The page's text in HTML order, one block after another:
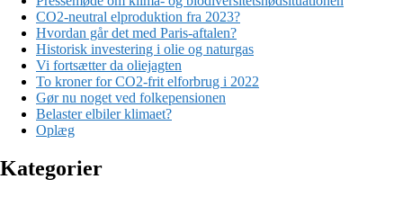
CO2-neutral elproduktion fra 2023?
Hvordan går det med Paris-aftalen?
Historisk investering i olie og naturgas
Vi fortsætter da oliejagten
To kroner for CO2-frit elforbrug i 2022
Gør nu noget ved folkepensionen
Belaster elbiler klimaet?
Oplæg
Kategorier